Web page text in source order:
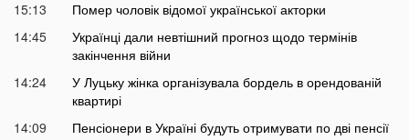
15:13
Помер чоловік відомої української акторки
14:45
Українці дали невтішний прогноз щодо термінів
закінчення війни
14:24
У Луцьку жінка організувала бордель в орендованій
квартирі
14:09
Пенсіонери в Україні будуть отримувати по дві пенсії